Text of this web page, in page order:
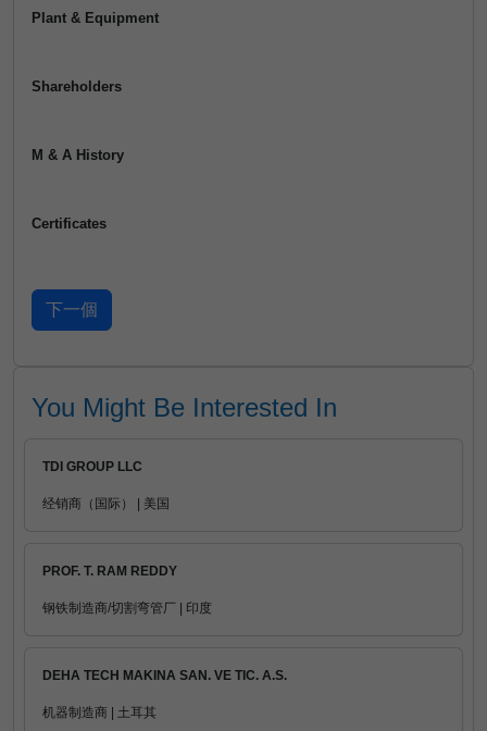
Plant & Equipment
Shareholders
M & A History
Certificates
You Might Be Interested In
TDI GROUP LLC
经销商（国际） | 美国
PROF. T. RAM REDDY
钢铁制造商/切割弯管厂 | 印度
DEHA TECH MAKINA SAN. VE TIC. A.S.
机器制造商 | 土耳其